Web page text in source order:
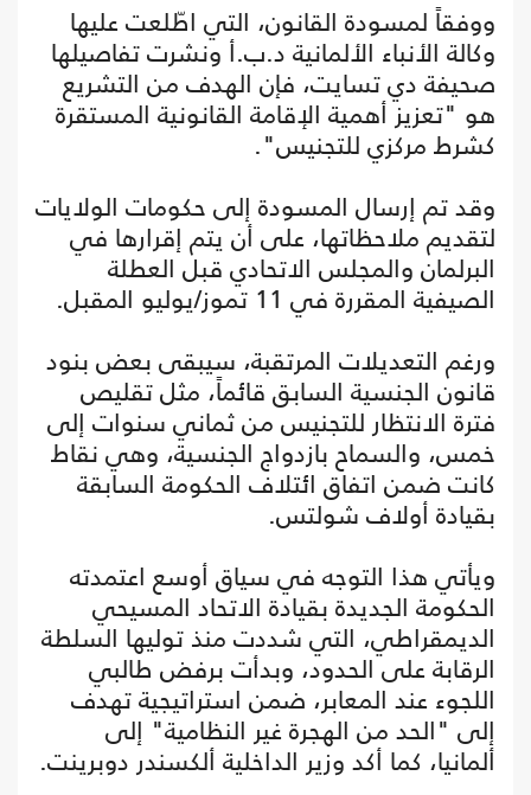
ووفقاً لمسودة القانون، التي اطّلعت عليها
وكالة الأنباء الألمانية د.ب.أ ونشرت تفاصيلها
صحيفة دي تسايت، فإن الهدف من التشريع
هو "تعزيز أهمية الإقامة القانونية المستقرة
كشرط مركزي للتجنيس".
وقد تم إرسال المسودة إلى حكومات الولايات
لتقديم ملاحظاتها، على أن يتم إقرارها في
البرلمان والمجلس الاتحادي قبل العطلة
الصيفية المقررة في 11 تموز/يوليو المقبل.
ورغم التعديلات المرتقبة، سيبقى بعض بنود
قانون الجنسية السابق قائماً، مثل تقليص
فترة الانتظار للتجنيس من ثماني سنوات إلى
خمس، والسماح بازدواج الجنسية، وهي نقاط
كانت ضمن اتفاق ائتلاف الحكومة السابقة
بقيادة أولاف شولتس.
ويأتي هذا التوجه في سياق أوسع اعتمدته
الحكومة الجديدة بقيادة الاتحاد المسيحي
الديمقراطي، التي شددت منذ توليها السلطة
الرقابة على الحدود، وبدأت برفض طالبي
اللجوء عند المعابر، ضمن استراتيجية تهدف
إلى "الحد من الهجرة غير النظامية" إلى
ألمانيا، كما أكد وزير الداخلية ألكسندر دوبرينت.